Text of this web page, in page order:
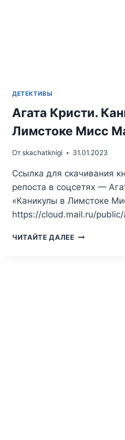
ДЕТЕКТИВЫ
Агата Кристи.
Лимстоке Мисс
Отskachatknigi 31.01.2023
Ссылка для скачивания
репоста в соцсетях —
«Каникулы в Лимстоке
https://cloud.mail.ru/
ЧИТАЙТЕ ДАЛЕЕ АГАТА